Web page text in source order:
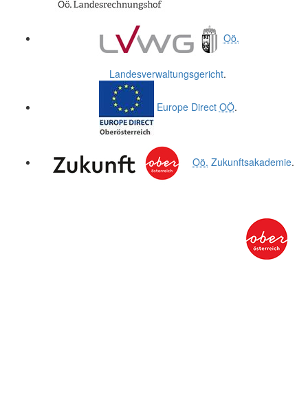
Oö.
Landesverwaltungsgericht.
Europe Direct OÖ.
Oö. Zukunftsakademie.